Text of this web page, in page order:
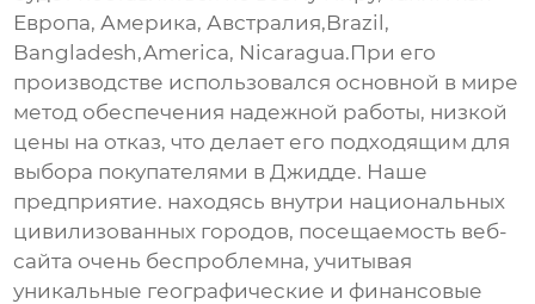
Европа, Америка, Австралия,Brazil,
Bangladesh,America, Nicaragua.При его
производстве использовался основной в мире
метод обеспечения надежной работы, низкой
цены на отказ, что делает его подходящим для
выбора покупателями в Джидде. Наше
предприятие. находясь внутри национальных
цивилизованных городов, посещаемость веб-
сайта очень беспроблемна, учитывая
уникальные географические и финансовые